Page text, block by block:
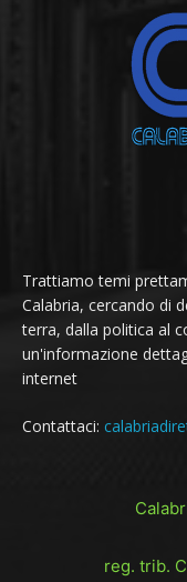
Trattiamo temi
Calabria, cercando di
terra, dalla politica al
un'informazione
internet
Contattaci:
reg. trib.